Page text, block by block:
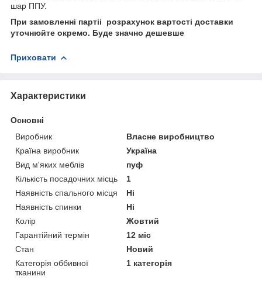
шар ППУ.
При замовленні партіі розрахунок вартості доставки
уточнюйте окремо. Буде значно дешевше
Приховати
Характеристики
Основні
Виробник
Власне виробництво
Країна виробник
Україна
Вид м'яких меблів
пуф
Кількість посадочних місць
1
Наявність спального місця
Ні
Наявність спинки
Ні
Колір
Жовтий
Гарантійний термін
12 міс
Стан
Новий
Категорія оббивної
тканини
1 категорія